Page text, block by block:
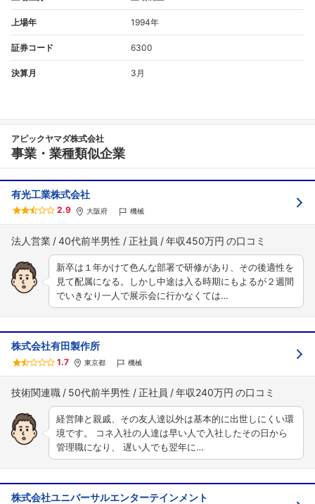
上場年 1994年
証券コード 6300
決算月 3月
アピックヤマダ株式会社
事業・業種類似企業
有光工業株式会社
2.9 大阪府 機械
法人営業 40代前半男性 正社員 年収450万円
新卒は１年かけて色んな部署で研修があり、その後適性を
見て配属になる。しかし中途は入る時期にもよるが２週間
でいきなり一人で展示会に行かなくては…
株式会社有田製作所
1.7 東京都 機械
技術関連職 50代前半男性 正社員 年収240万円
経営陣と親戚、その友人達以外は基本的に出世しにくい環
境です。 コネ入社の人達は早い人で入社したその日から
管理職になり、 遅い人でも翌年に…
株式会社ユニバーサルエンターテインメント